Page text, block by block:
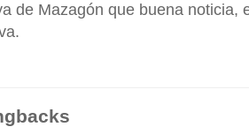
de Mazagón que buena noticia,